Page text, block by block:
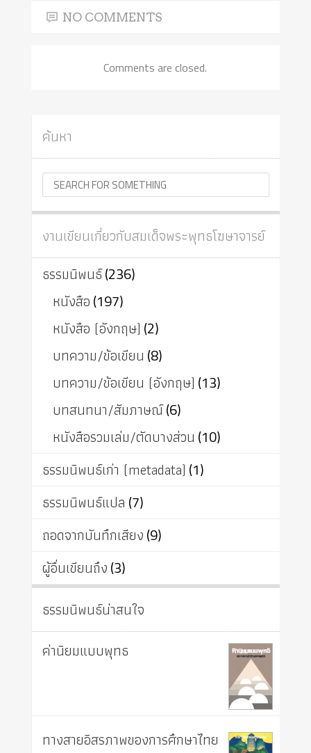
NO COMMENTS
Comments are closed.
ค้นหา
งานเขียนเกี่ยวกับสมเด็จพระพุทธโฆษาจารย์
ธรรมนิพนธ์(236)
หนังสือ(197)
หนังสือ (อังกฤษ) (2)
บทความ/ข้อเขียน (8)
บทความ/ข้อเขียน (อังกฤษ) (13)
บทสนทนา/สัมภาษณ์(6)
หนังสือรวมเล่ม/ตัดบางส่วน (10)
ธรรมนิพนธ์เก่า (metadata) (1)
ธรรมนิพนธ์แปล (7)
ถอดจากบันทึกเสียง(9)
ผู้อื่นเขียนถึง(3)
ธรรมนิพนธ์น่าสนใจ
ค่านิยมแบบพุทธ
ทางสายอิสรภาพของการศึกษาไทย